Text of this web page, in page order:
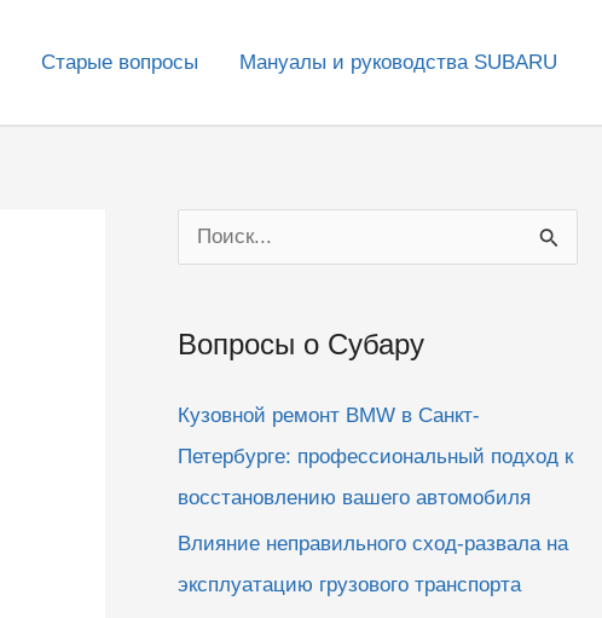
Старые вопросы Мануалы и руководства SUBARU
о
с
Вопросы о Субару
Кузовной ремонт BMW в Санкт-
Петербурге: профессиональный подход к
восстановлению вашего автомобиля
Влияние неправильного сход-развала на
эксплуатацию грузового транспорта